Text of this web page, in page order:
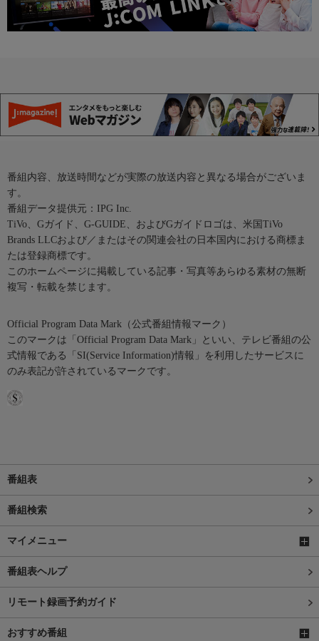
番組内容、放送時間などが実際の放送内容と異なる場合がございま
す。
番組データ提供元：IPG Inc.
TiVo、Gガイド、G-GUIDE、およびGガイドロゴは、米国TiVo
Brands LLCおよび／またはその関連会社の日本国内における商標ま
たは登録商標です。
このホームページに掲載している記事・写真等あらゆる素材の無断
複写・転載を禁じます。
Official Program Data Mark（公式番組情報マーク）
このマークは「Official Program Data Mark」といい、テレビ番組の公
式情報である「SI(Service Information)情報」を利用したサービスに
のみ表記が許されているマークです。
番組表
番組検索
マイメニュー
番組表ヘルプ
リモート録画予約ガイド
おすすめ番組